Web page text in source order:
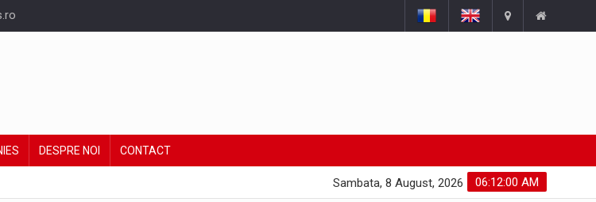
DESPRE NOI CONTACT
06:12:01 AM
Sambata, 8 August, 2026